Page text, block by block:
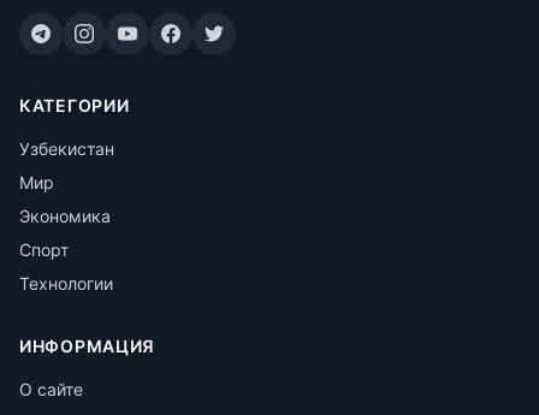
КАТЕГОРИИ
Узбекистан
Мир
Экономика
Спорт
Технологии
ИНФОРМАЦИЯ
О сайте